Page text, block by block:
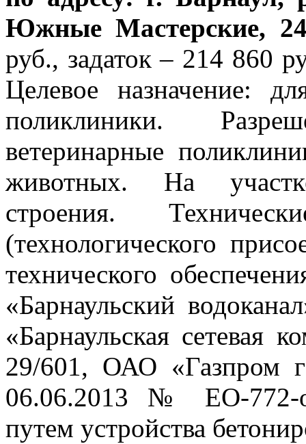
Южные Мастерские,
руб., задаток – 214 860
Целевое назначение:
поликлиники.
ветеринарные
животных. На
строения.
(технологического
технического
«Барнаульский
«Барнаульская
29/601, ОАО «Газпром
06.06.2013 № ЕО-772-
путем устройства